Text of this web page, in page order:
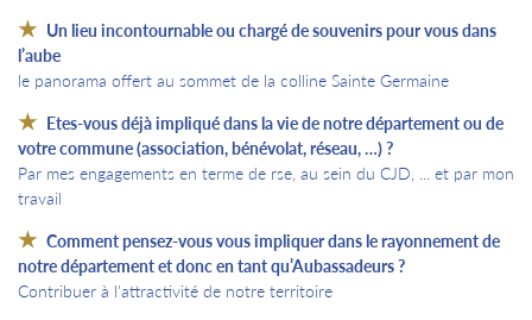
Un lieu incontournable ou chargé de souvenirs pour vous dans
l’aube
le panorama offert au sommet de la colline Sainte Germaine
Etes-vous déjà impliqué dans la vie de notre département ou de
votre commune (association, bénévolat, réseau, …) ?
Par mes engagements en terme de rse, au sein du CJD, ... et par mon
travail
Comment pensez-vous vous impliquer dans le rayonnement de
notre département et donc en tant qu’Aubassadeurs ?
Contribuer à l'attractivité de notre territoire